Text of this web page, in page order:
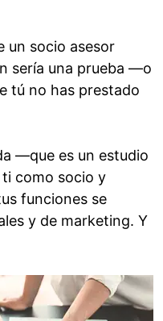
un socio asesor
sería una prueba —o
tú no has prestado
—que es un estudio
como socio y
funciones se
y de marketing. Y